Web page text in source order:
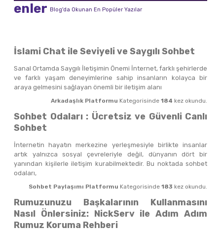
enler Blog'da Okunan En Popüler Yazılar
İslami Chat ile Seviyeli ve Saygılı Sohbet
Sanal Ortamda Saygılı İletişimin Önemi İnternet, farklı şehirlerde
ve farklı yaşam deneyimlerine sahip insanların kolayca bir
araya gelmesini sağlayan önemli bir iletişim alanı
Arkadaşlık Platformu Kategorisinde 184 kez okundu.
Sohbet Odaları : Ücretsiz ve Güvenli Canlı
Sohbet
İnternetin hayatın merkezine yerleşmesiyle birlikte insanlar
artık yalnızca sosyal çevreleriyle değil, dünyanın dört bir
yanından kişilerle iletişim kurabilmektedir. Bu noktada sohbet
odaları,
Sohbet Paylaşımı Platformu Kategorisinde 183 kez okundu.
Rumuzunuzu Başkalarının Kullanmasını
Nasıl Önlersiniz: NickServ ile Adım Adım
Rumuz Koruma Rehberi